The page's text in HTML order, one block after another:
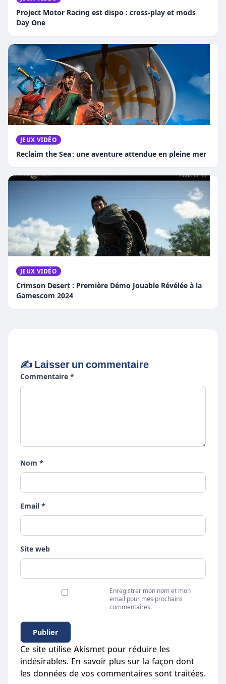
Project Motor Racing est dispo : cross-play et mods
Day One
JEUX VIDÉO
Reclaim the Sea : une aventure attendue en pleine mer
JEUX VIDÉO
Crimson Desert : Première Démo Jouable Révélée à la
Gamescom 2024
✍️ Laisser un commentaire
Commentaire *
Nom *
Email *
Site web
Enregistrer mon nom et mon
email pour mes prochains
commentaires.
Ce site utilise Akismet pour réduire les
indésirables. En savoir plus sur la façon dont
les données de vos commentaires sont traitées.